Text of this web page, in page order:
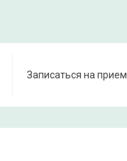
Записаться на прием